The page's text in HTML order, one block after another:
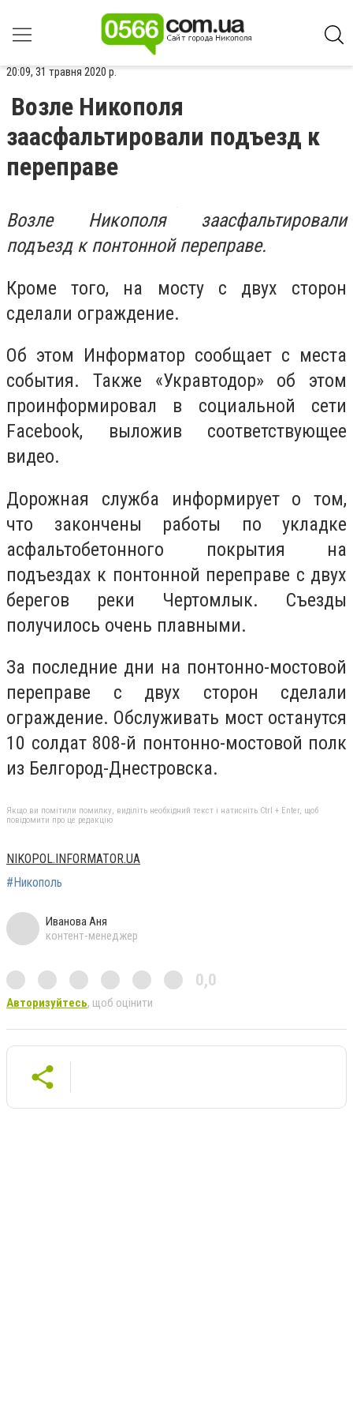
20:09, 31 травня 2020 р.
Возле Никополя
заасфальтировали подъезд к
переправе
Возле Никополя заасфальтировали
подъезд к понтонной переправе.
Кроме того, на мосту с двух сторон
сделали ограждение.
Об этом Информатор сообщает с места
события. Также «Укравтодор» об этом
проинформировал в социальной сети
Facebook, выложив соответствующее
видео.
Дорожная служба информирует о том,
что закончены работы по укладке
асфальтобетонного покрытия на
подъездах к понтонной переправе с двух
берегов реки Чертомлык. Съезды
получилось очень плавными.
За последние дни на понтонно-мостовой
переправе с двух сторон сделали
ограждение. Обслуживать мост останутся
10 солдат 808-й понтонно-мостовой полк
из Белгород-Днестровска.
Якщо ви помітили помилку, виділіть необхідний текст і натисніть Ctrl + Enter, щоб
повідомити про це редакцію
NIKOPOL.INFORMATOR.UA
#Никополь
Иванова Аня
контент-менеджер
0,0
Авторизуйтесь, щоб оцінити